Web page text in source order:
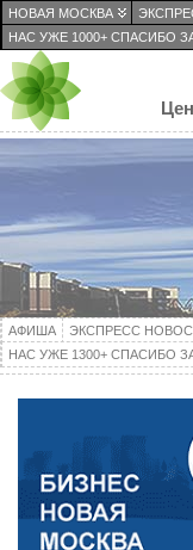
НОВАЯ МОСКВА
НАС УЖЕ 1000+ СПАСИБО
АФИША ЭКСПРЕСС
НАС УЖЕ 1300+ СПАСИБО